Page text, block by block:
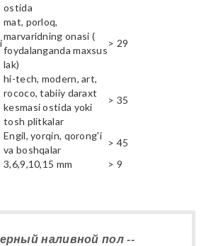
ostida
mat, porloq,
marvaridning onasi (
foydalanganda maxsus
lak)
> 29
hi-tech, modern, art,
rococo, tabiiy daraxt
kesmasi ostida yoki
tosh plitkalar
> 35
Engil, yorqin, qorong'i
va boshqalar
> 45
3,6,9,10,15 mm > 9
наливной пол --